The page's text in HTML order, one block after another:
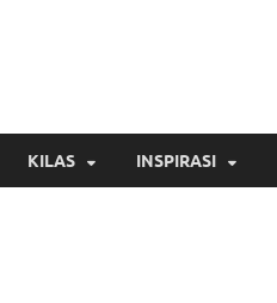
KILAS INSPIRASI